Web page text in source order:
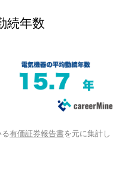
続年数
有価証券報告書を元に集計し